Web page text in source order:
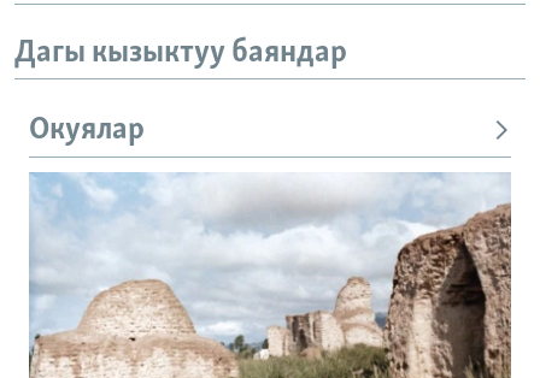
Дагы кызыктуу баяндар
Окуялар